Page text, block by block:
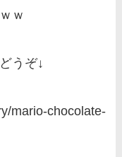
ｗ
うぞ↓
mario-chocolate-